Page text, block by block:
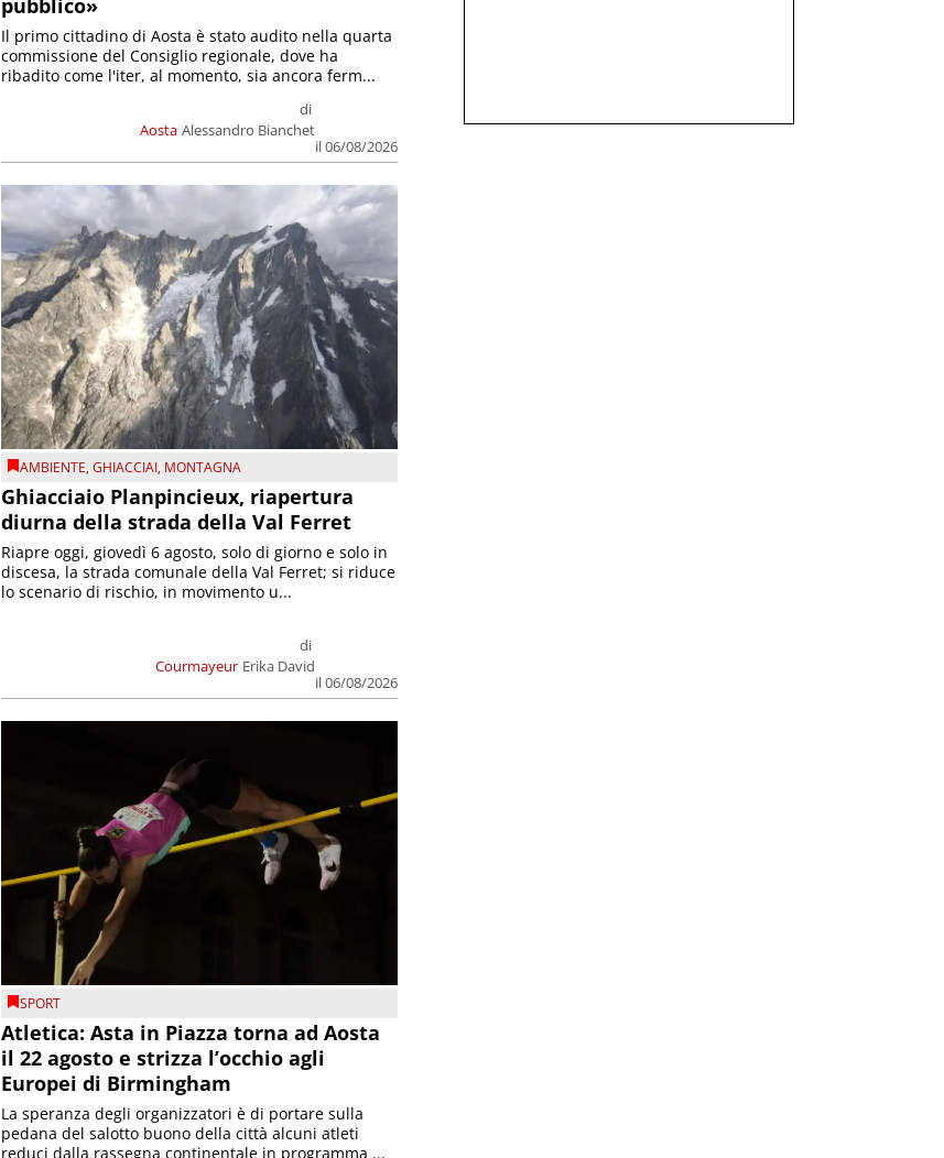
pubblico»
Aosta
di
Alessandro Bianchet
il 06/08/2026
Il primo cittadino di Aosta è stato audito nella quarta
commissione del Consiglio regionale, dove ha
ribadito come l'iter, al momento, sia ancora ferm...
AMBIENTE,GHIACCIAI, MONTAGNA
Ghiacciaio Planpincieux, riapertura
diurna della strada della Val Ferret
Courmayeur
di
Erika David
il 06/08/2026
Riapre oggi, giovedì 6 agosto, solo di giorno e solo in
discesa, la strada comunale della Val Ferret; si riduce
lo scenario di rischio, in movimento u...
SPORT
Atletica: Asta in Piazza torna ad Aosta
il 22 agosto e strizza l’occhio agli
Europei di Birmingham
La speranza degli organizzatori è di portare sulla
pedana del salotto buono della città alcuni atleti
reduci dalla rassegna continentale in programma ...